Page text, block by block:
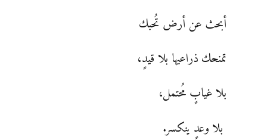
أبحث عن أرض تُحبك
تمنحك ذراعيها بلا قيدٍ،
بلا غيابٍ مُحتمل،
بلا وعدٍ ينكسر.